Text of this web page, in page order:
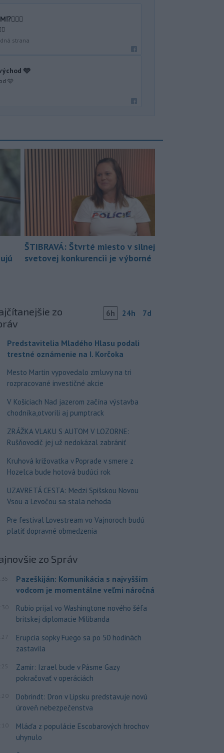
strana
🩵
🩵
ŠTIBRAVÁ: Štvrté miesto v silnej
svetovej konkurencii je výborné
zo
6h 24h 7d
Predstavitelia Mladého Hlasu podali
trestné oznámenie na I. Korčoka
Mesto Martin vypovedalo zmluvy na tri
rozpracované investičné akcie
V Košiciach Nad jazerom začína výstavba
chodníka,otvorili aj pumptrack
ZRÁŽKA VLAKU S AUTOM V LOZORNE:
Rušňovodič jej už nedokázal zabrániť
Kruhová križovatka v Poprade v smere z
Hozelca bude hotová budúci rok
UZAVRETÁ CESTA: Medzi Spišskou Novou
Vsou a Levočou sa stala nehoda
Pre festival Lovestream vo Vajnoroch budú
platiť dopravné obmedzenia
zo Správ
Pazeškiján: Komunikácia s najvyšším
vodcom je momentálne veľmi náročná
Rubio prijal vo Washingtone nového šéfa
britskej diplomacie Milibanda
Erupcia sopky Fuego sa po 50 hodinách
zastavila
Zamir: Izrael bude v Pásme Gazy
pokračovať v operáciách
Dobrindt: Dron v Lipsku predstavuje novú
úroveň nebezpečenstva
Mláďa z populácie Escobarových hrochov
uhynulo